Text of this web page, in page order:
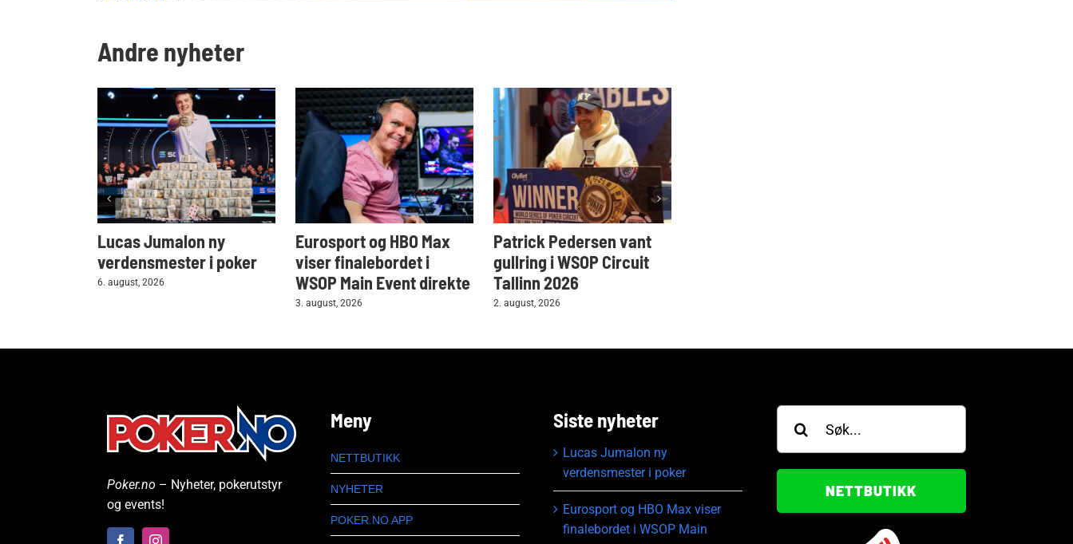
Andre nyheter
Lucas Jumalon ny
verdensmester i poker
6. august, 2026
Eurosport og HBO Max
viser finalebordet i
WSOP Main Event direkte
3. august, 2026
Patrick Pedersen vant
gullring i WSOP Circuit
Tallinn 2026
2. august, 2026
Poker.no – Nyheter, pokerutstyr
og events!
Meny
NETTBUTIKK
NYHETER
POKER.NO APP
Siste nyheter
Lucas Jumalon ny
verdensmester i poker
Eurosport og HBO Max viser
finalebordet i WSOP Main
etter:
NETTBUTIKK